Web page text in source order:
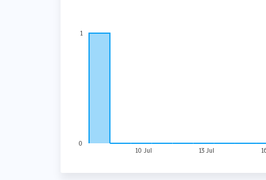
10 Jul 13 Jul
0
1